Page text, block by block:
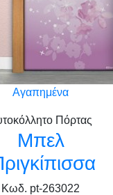
Αγαπημένα
Πόρτας
Μπελ
Κωδ. pt-263022